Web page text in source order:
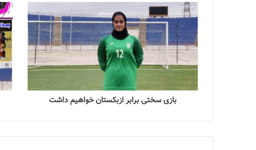
بازی سختی برابر ازبکستان خواهیم داشت